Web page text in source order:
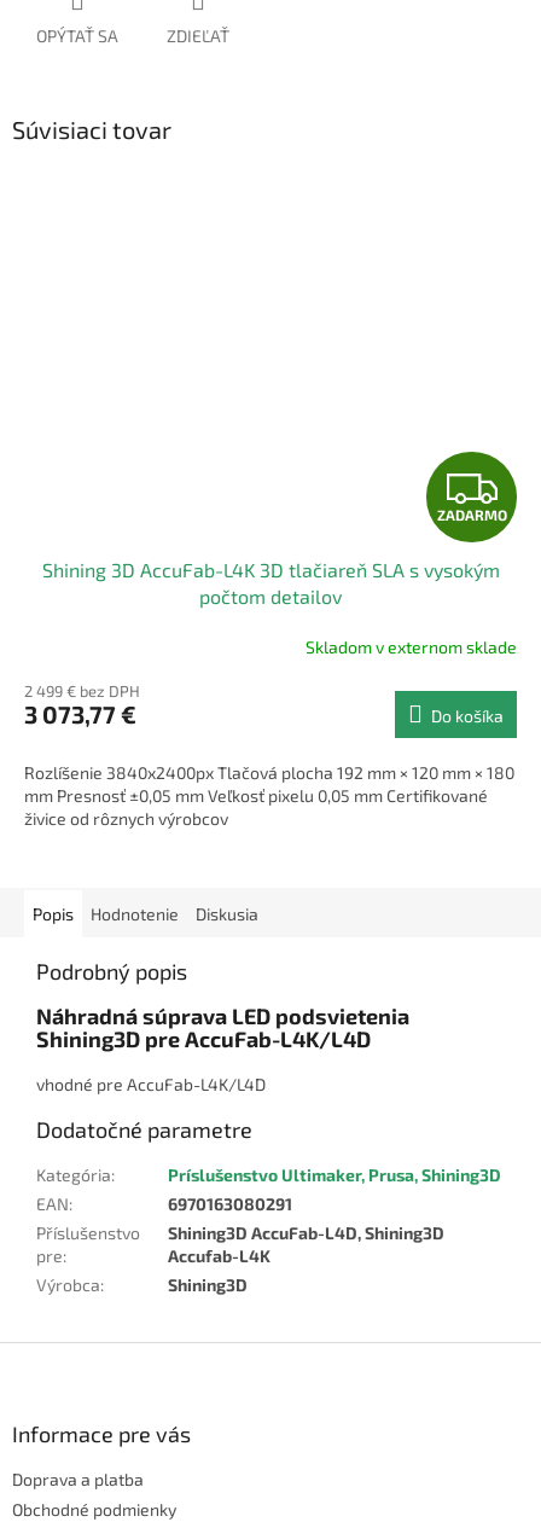
OPÝTAŤ SA ZDIEĽAŤ
Súvisiaci tovar
Z
A
D
A
R
M
O
ZADARMO
Shining 3D AccuFab-L4K 3D tlačiareň SLA s vysokým
počtom detailov
Skladom v externom sklade
2 499 € bez DPH
3 073,77 € Do košíka
Rozlíšenie 3840x2400px Tlačová plocha 192 mm × 120 mm × 180
mm Presnosť ±0,05 mm Veľkosť pixelu 0,05 mm Certifikované
živice od rôznych výrobcov
Popis Hodnotenie Diskusia
Podrobný popis
Náhradná súprava LED podsvietenia
Shining3D pre AccuFab-L4K/L4D
vhodné pre AccuFab-L4K/L4D
Dodatočné parametre
Kategória:
Príslušenstvo Ultimaker, Prusa, Shining3D
EAN:
6970163080291
Příslušenstvo
pre:
Shining3D AccuFab-L4D, Shining3D
Accufab-L4K
Výrobca: Shining3D
Informace pre vás
Doprava a platba
Obchodné podmienky